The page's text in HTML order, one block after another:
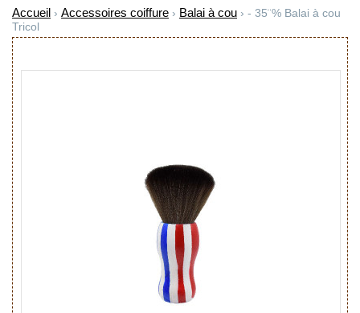
Accueil › Accessoires coiffure › Balai à cou › - 35¨% Balai à cou
Tricol